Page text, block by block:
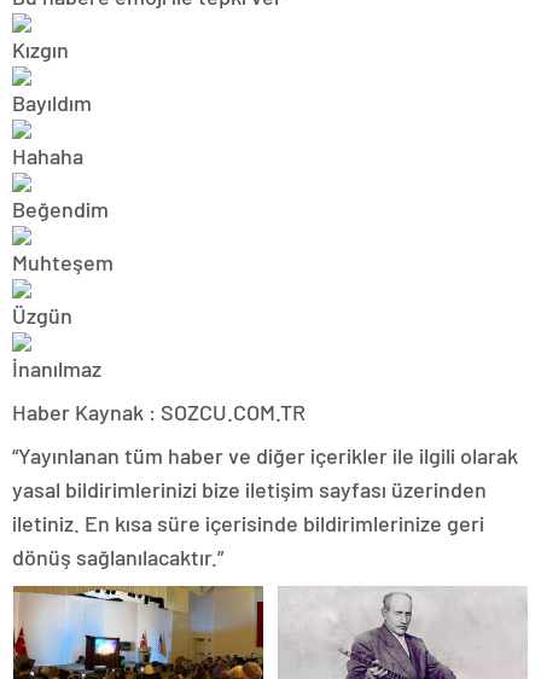
Haber Kaynak : SOZCU.COM.TR
“Yayınlanan tüm haber ve diğer içerikler ile ilgili olarak
yasal bildirimlerinizi bize iletişim sayfası üzerinden
iletiniz. En kısa süre içerisinde bildirimlerinize geri
dönüş sağlanılacaktır.”